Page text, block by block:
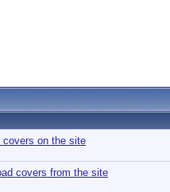
covers on the site
covers from the site